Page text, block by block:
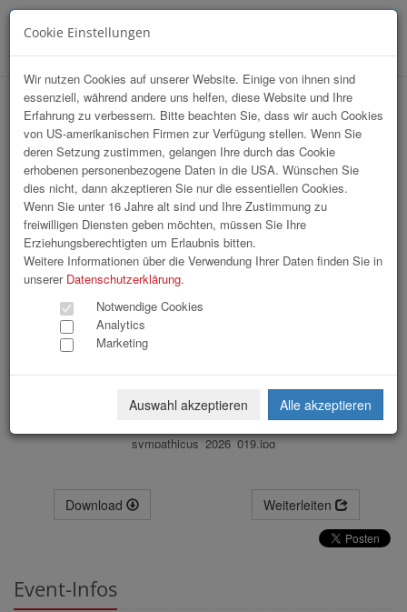
Tips Sympathicus 2026
sympathicus_2026_019.jpg
Download Weiterleiten
Event-Infos
Cookie Einstellungen
Wir nutzen Cookies auf unserer Website. Einige von ihnen sind
essenziell, während andere uns helfen, diese Website und Ihre
Erfahrung zu verbessern. Bitte beachten Sie, dass wir auch Cookies
von US-amerikanischen Firmen zur Verfügung stellen. Wenn Sie
deren Setzung zustimmen, gelangen Ihre durch das Cookie
erhobenen personenbezogene Daten in die USA. Wünschen Sie
dies nicht, dann akzeptieren Sie nur die essentiellen Cookies.
Wenn Sie unter 16 Jahre alt sind und Ihre Zustimmung zu
freiwilligen Diensten geben möchten, müssen Sie Ihre
Erziehungsberechtigten um Erlaubnis bitten.
Weitere Informationen über die Verwendung Ihrer Daten finden Sie in
unserer Datenschutzerklärung.
Notwendige Cookies
Analytics
Marketing
Auswahl akzeptieren Alle akzeptieren